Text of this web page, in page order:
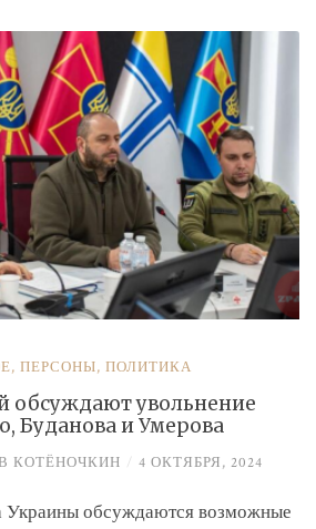
налогов»
, ПЕРСОНЫ, ПОЛИТИКА
обсуждают увольнение
Буданова и Умерова
КОТЁНОЧКИН / 4 ОКТЯБРЯ, 2024
Украины обсуждаются возможные